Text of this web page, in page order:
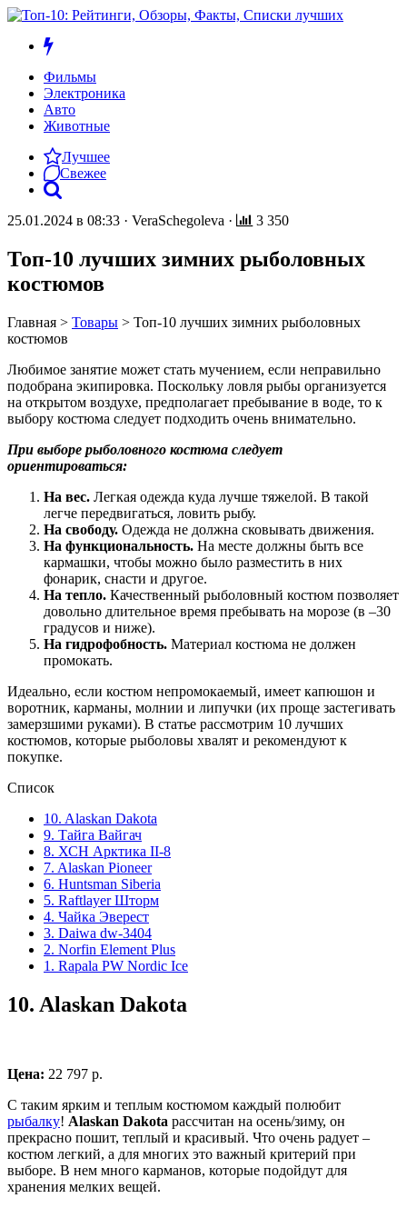
Фильмы
Электроника
Авто
Животные
Лучшее
Свежее
25.01.2024 в 08:33 · VeraSchegoleva · 3 350
Топ-10 лучших зимних рыболовных
костюмов
Главная > Товары > Топ-10 лучших зимних рыболовных
костюмов
Любимое занятие может стать мучением, если неправильно
подобрана экипировка. Поскольку ловля рыбы организуется
на открытом воздухе, предполагает пребывание в воде, то к
выбору костюма следует подходить очень внимательно.
При выборе рыболовного костюма следует
ориентироваться:
На вес. Легкая одежда куда лучше тяжелой. В такой
легче передвигаться, ловить рыбу.
На свободу. Одежда не должна сковывать движения.
На функциональность. На месте должны быть все
кармашки, чтобы можно было разместить в них
фонарик, снасти и другое.
На тепло. Качественный рыболовный костюм позволяет
довольно длительное время пребывать на морозе (в –30
градусов и ниже).
На гидрофобность. Материал костюма не должен
промокать.
Идеально, если костюм непромокаемый, имеет капюшон и
воротник, карманы, молнии и липучки (их проще застегивать
замерзшими руками). В статье рассмотрим 10 лучших
костюмов, которые рыболовы хвалят и рекомендуют к
покупке.
Список
10. Alaskan Dakota
9. Тайга Вайгач
8. ХСН Арктика II-8
7. Alaskan Pioneer
6. Huntsman Siberia
5. Raftlayer Шторм
4. Чайка Эверест
3. Daiwa dw-3404
2. Norfin Element Plus
1. Rapala PW Nordic Ice
10. Alaskan Dakota
Цена: 22 797 р.
С таким ярким и теплым костюмом каждый полюбит
рыбалку! Alaskan Dakota рассчитан на осень/зиму, он
прекрасно пошит, теплый и красивый. Что очень радует –
костюм легкий, а для многих это важный критерий при
выборе. В нем много карманов, которые подойдут для
хранения мелких вещей.